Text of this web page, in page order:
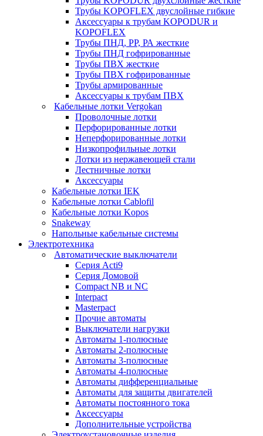
Трубы KOPOFLEX двуслойные гибкие
Аксессуары к трубам KOPODUR и
KOPOFLEX
Трубы ПНД, РР, РА жесткие
Трубы ПНД гофрированные
Трубы ПВХ жесткие
Трубы ПВХ гофрированные
Трубы армированные
Аксессуары к трубам ПВХ
Кабельные лотки Vergokan
Проволочные лотки
Перфорированные лотки
Неперфорированные лотки
Низкопрофильные лотки
Лотки из нержавеющей стали
Лестничные лотки
Аксессуары
Кабельные лотки IEK
Кабельные лотки Cablofil
Кабельные лотки Kopos
Snakeway
Напольные кабельные системы
Электротехника
Автоматические выключатели
Серия Acti9
Серия Домовой
Compact NB и NC
Interpact
Masterpact
Прочие автоматы
Выключатели нагрузки
Автоматы 1-полюсные
Автоматы 2-полюсные
Автоматы 3-полюсные
Автоматы 4-полюсные
Автоматы дифференциальные
Автоматы для защиты двигателей
Автоматы постоянного тока
Аксессуары
Дополнительные устройства